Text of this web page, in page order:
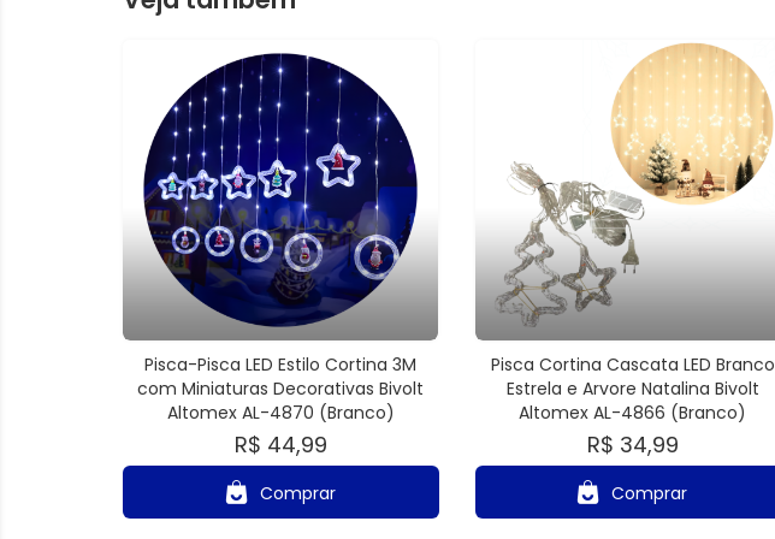
Pisca-Pisca LED Estilo Cortina 3M
com Miniaturas Decorativas Bivolt
Altomex AL-4870 (Branco)
R$ 44,99
Comprar
Pisca Cortina Cascata LED Branco
Estrela e Arvore Natalina Bivolt
Altomex AL-4866 (Branco)
R$ 34,99
Comprar